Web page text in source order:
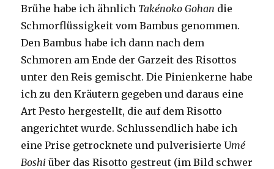
Brühe habe ich ähnlich Takénoko Gohan die
Schmorflüssigkeit vom Bambus genommen.
Den Bambus habe ich dann nach dem
Schmoren am Ende der Garzeit des Risottos
unter den Reis gemischt. Die Pinienkerne habe
ich zu den Kräutern gegeben und daraus eine
Art Pesto hergestellt, die auf dem Risotto
angerichtet wurde. Schlussendlich habe ich
eine Prise getrocknete und pulverisierte Umé
Boshi über das Risotto gestreut (im Bild schwer